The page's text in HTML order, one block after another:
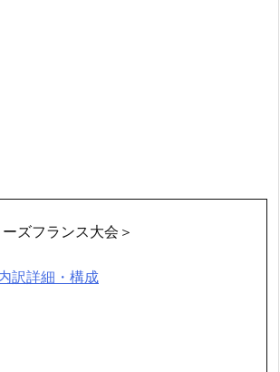
ズフランス大会＞
訳詳細・構成